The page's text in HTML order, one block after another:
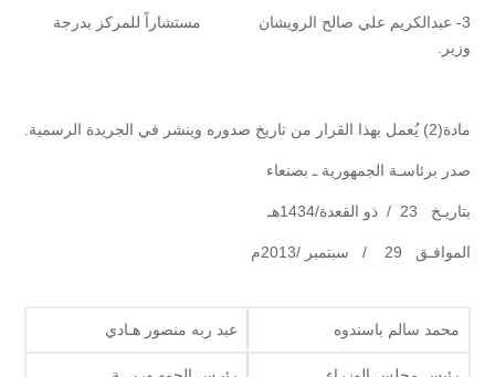
3- عبدالكريم علي صالح الرويشان مستشاراً للمركز بدرجة
وزير.
مادة(2) يُعمل بهذا القرار من تاريخ صدوره وينشر في الجريدة الرسمية.
صدر برئاسـة الجمهورية ـ بصنعاء
بتاريـخ 23 / ذو القعدة/1434هـ
الموافـق 29 / سبتمبر /2013م
محمد سالم باسندوه عبد ربه منصور هـادي